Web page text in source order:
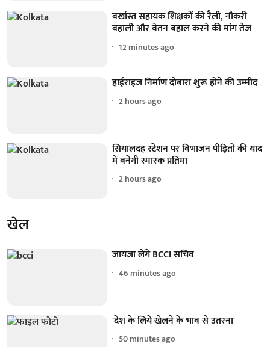
बर्खास्त सहायक शिक्षकों की रैली, नौकरी
बहाली और वेतन बहाल करने की मांग तेज
12 minutes ago
हाईराइज निर्माण दोबारा शुरू होने की उम्मीद
2 hours ago
सियालदह स्टेशन पर विभाजन पीड़ितों की याद
में बनेगी स्मारक प्रतिमा
2 hours ago
खेल
जायजा लेंगे BCCI सचिव
46 minutes ago
'देश के लिये खेलने के भाव से उतरना'
50 minutes ago